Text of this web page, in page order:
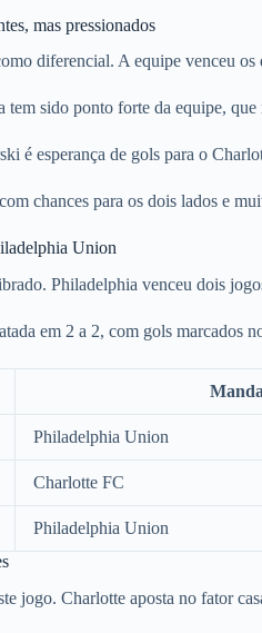
mas pressionados
diferencial. A equipe venceu
sido ponto forte da equipe,
é esperança de gols para o
chances para os dois lados e
Union
Philadelphia venceu dois
em 2 a 2, com gols marcados
Philadelphia Union
Charlotte FC
Philadelphia Union
jogo. Charlotte aposta no fator